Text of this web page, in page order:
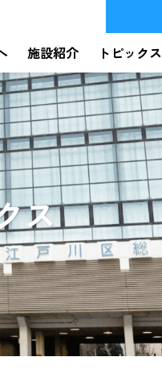
施設紹介 トピックス
ス